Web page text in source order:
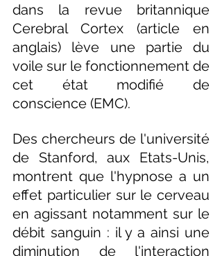
dans la revue britannique
Cerebral Cortex (article en
anglais) lève une partie du
voile sur le fonctionnement de
cet état modifié de
conscience (EMC).
Des chercheurs de l'université
de Stanford, aux Etats-Unis,
montrent que l'hypnose a un
effet particulier sur le cerveau
en agissant notamment sur le
débit sanguin : il y a ainsi une
diminution de l'interaction